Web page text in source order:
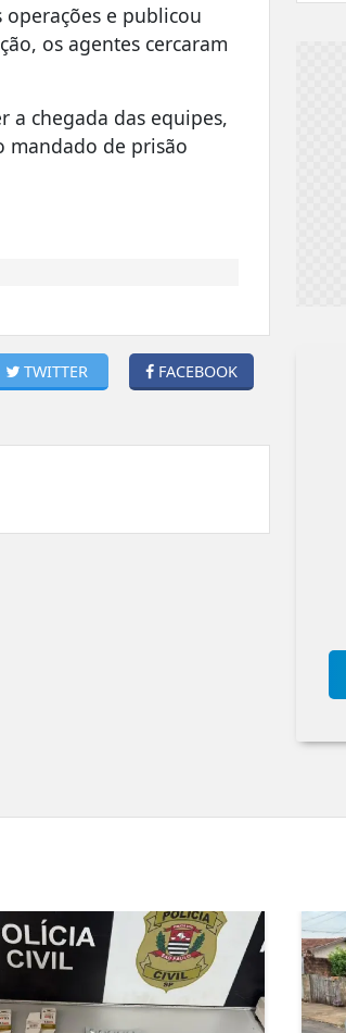
e publicou
os agentes cercaram
a chegada das equipes,
mandado de prisão
FACEBOOK
TWITTER